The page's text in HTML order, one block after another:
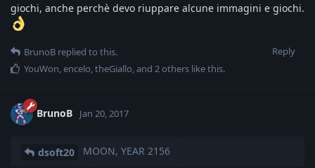
giochi, anche perchè devo riuppare alcune immagini e giochi.
Reply
BrunoB replied to this.
YouWon,encelo,theGiallo, and 2others like this.
BrunoB Jan 20, 2017
dsoft20 MOON, YEAR 2156